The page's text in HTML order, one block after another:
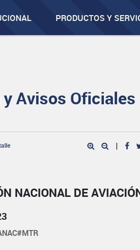
PRODUCTOS Y
Avisos Oficiales
|
NACIONAL DE